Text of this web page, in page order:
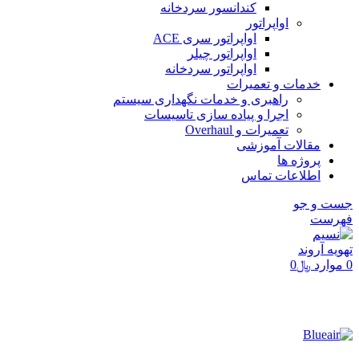
کندانسور سردخانه
اواپراتور
اواپراتور سری ACE
اواپراتور چیلر
اواپراتور سردخانه
خدمات و تعمیرات
راهبری و خدمات نگهداری سیستم
اجرا و پیاده سازی تاسیسات
تعمیرات و Overhaul
مقالات آموزشی
پروژه ها
اطلاعات تماس
جست و جو
فهرست
0 موارد ﷼0